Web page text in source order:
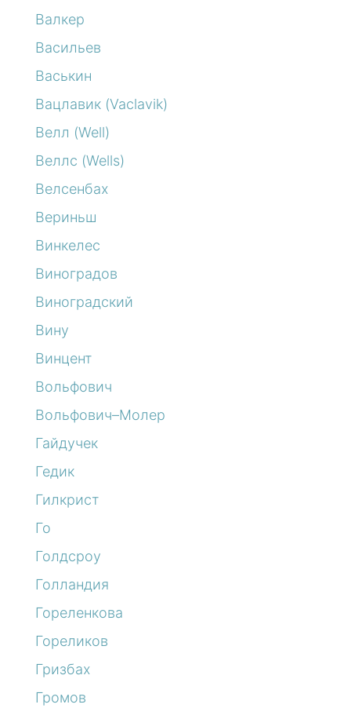
Валкер
Васильев
Васькин
Вацлавик (Vaclavik)
Велл (Well)
Веллс (Wells)
Велсенбах
Вериньш
Винкелес
Виноградов
Виноградский
Вину
Винцент
Вольфович
Вольфович–Молер
Гайдучек
Гедик
Гилкрист
Го
Голдсроу
Голландия
Гореленкова
Гореликов
Гризбах
Громов